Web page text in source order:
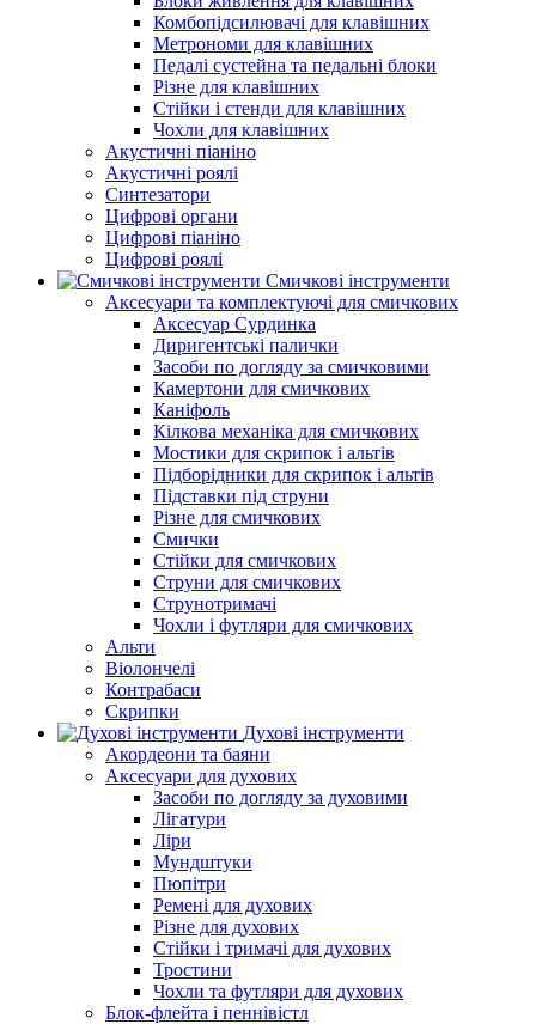
Комбопідсилювачі для клавішних
Метрономи для клавішних
Педалі сустейна та педальні блоки
Різне для клавішних
Стійки і стенди для клавішних
Чохли для клавішних
Акустичні піаніно
Акустичні роялі
Синтезатори
Цифрові органи
Цифрові піаніно
Цифрові роялі
Смичкові інструменти
Аксесуари та комплектуючі для смичкових
Аксесуар Сурдинка
Диригентські палички
Засоби по догляду за смичковими
Камертони для смичкових
Каніфоль
Кілкова механіка для смичкових
Мостики для скрипок і альтів
Підборiдники для скрипок і альтів
Підставки під струни
Різне для смичкових
Смички
Стійки для смичкових
Струни для смичкових
Струнотримачі
Чохли і футляри для смичкових
Альти
Віолончелі
Контрабаси
Скрипки
Духові інструменти
Акордеони та баяни
Аксесуари для духових
Засоби по догляду за духовими
Лігатури
Ліри
Мундштуки
Пюпітри
Ремені для духових
Різне для духових
Стійки і тримачі для духових
Тростини
Чохли та футляри для духових
Блок-флейта і пеннівістл